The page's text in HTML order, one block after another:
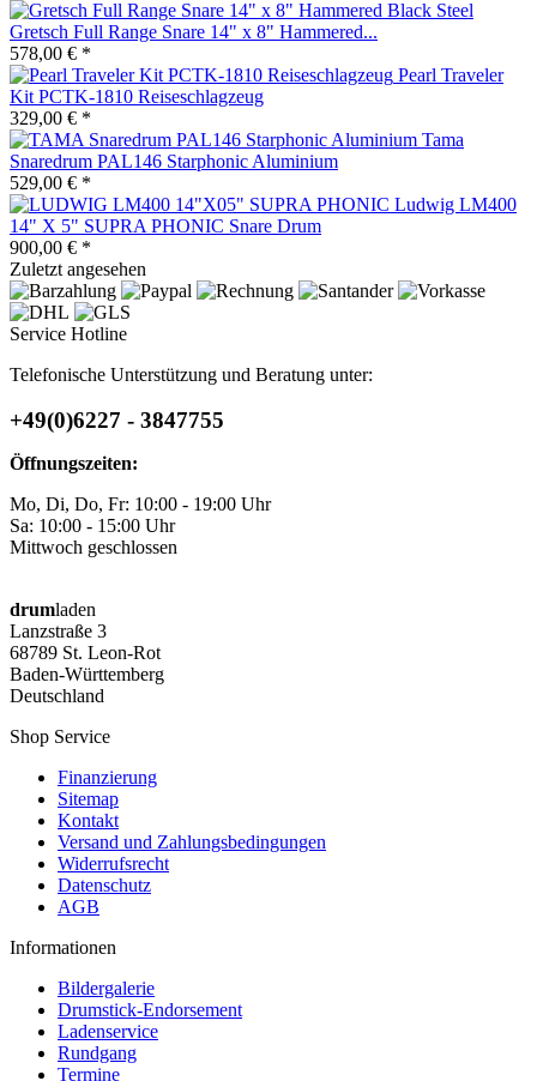
Gretsch Full Range Snare 14" x 8" Hammered...
578,00 € *
Pearl Traveler
Kit PCTK-1810 Reiseschlagzeug
329,00 € *
Tama
Snaredrum PAL146 Starphonic Aluminium
529,00 € *
Ludwig LM400
14" X 5" SUPRA PHONIC Snare Drum
900,00 € *
Zuletzt angesehen
Service Hotline
Telefonische Unterstützung und Beratung unter:
+49(0)6227 - 3847755
Öffnungszeiten:
Mo, Di, Do, Fr: 10:00 - 19:00 Uhr
Sa: 10:00 - 15:00 Uhr
Mittwoch geschlossen
drumladen
Lanzstraße 3
68789 St. Leon-Rot
Baden-Württemberg
Deutschland
Shop Service
Finanzierung
Sitemap
Kontakt
Versand und Zahlungsbedingungen
Widerrufsrecht
Datenschutz
AGB
Informationen
Bildergalerie
Drumstick-Endorsement
Ladenservice
Rundgang
Termine